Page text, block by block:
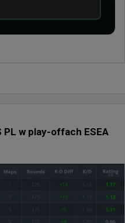
w play-offach ESEA